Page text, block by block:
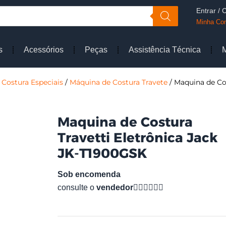
Entrar /
Minha
Acessórios Peças Assistência Técnica
Especiais / Máquina de Costura Travete / Maquina de
Maquina de Costura
Travetti Eletrônica Jack
JK-T1900GSK
Sob encomenda
consulte o vendedor👇🏻👇🏻👇🏻